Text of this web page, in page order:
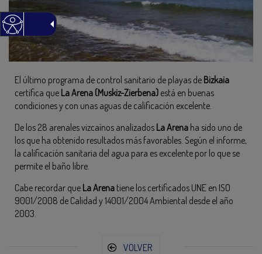
El último programa de control sanitario de playas de Bizkaia
certifica que La Arena (Muskiz-Zierbena) está en buenas
condiciones y con unas aguas de calificación excelente.
De los 28 arenales vizcaínos analizados La Arena ha sido uno de
los que ha obtenido resultados más favorables. Según el informe,
la calificación sanitaria del agua para es excelente por lo que se
permite el baño libre.
Cabe recordar que La Arena tiene los certificados UNE en ISO
9001/2008 de Calidad y 14001/2004 Ambiental desde el año
2003.
VOLVER